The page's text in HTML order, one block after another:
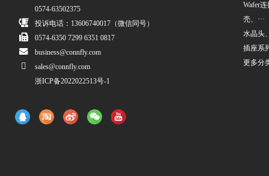
0574-63502375
投诉电话：13606740017（微信同号）
0574-6350 7299 6351 0817
business@connfly.com
sales@connfly.com
浙ICP备2022022513号-1
Wafer
壳、···
水晶头
插座系
更多分